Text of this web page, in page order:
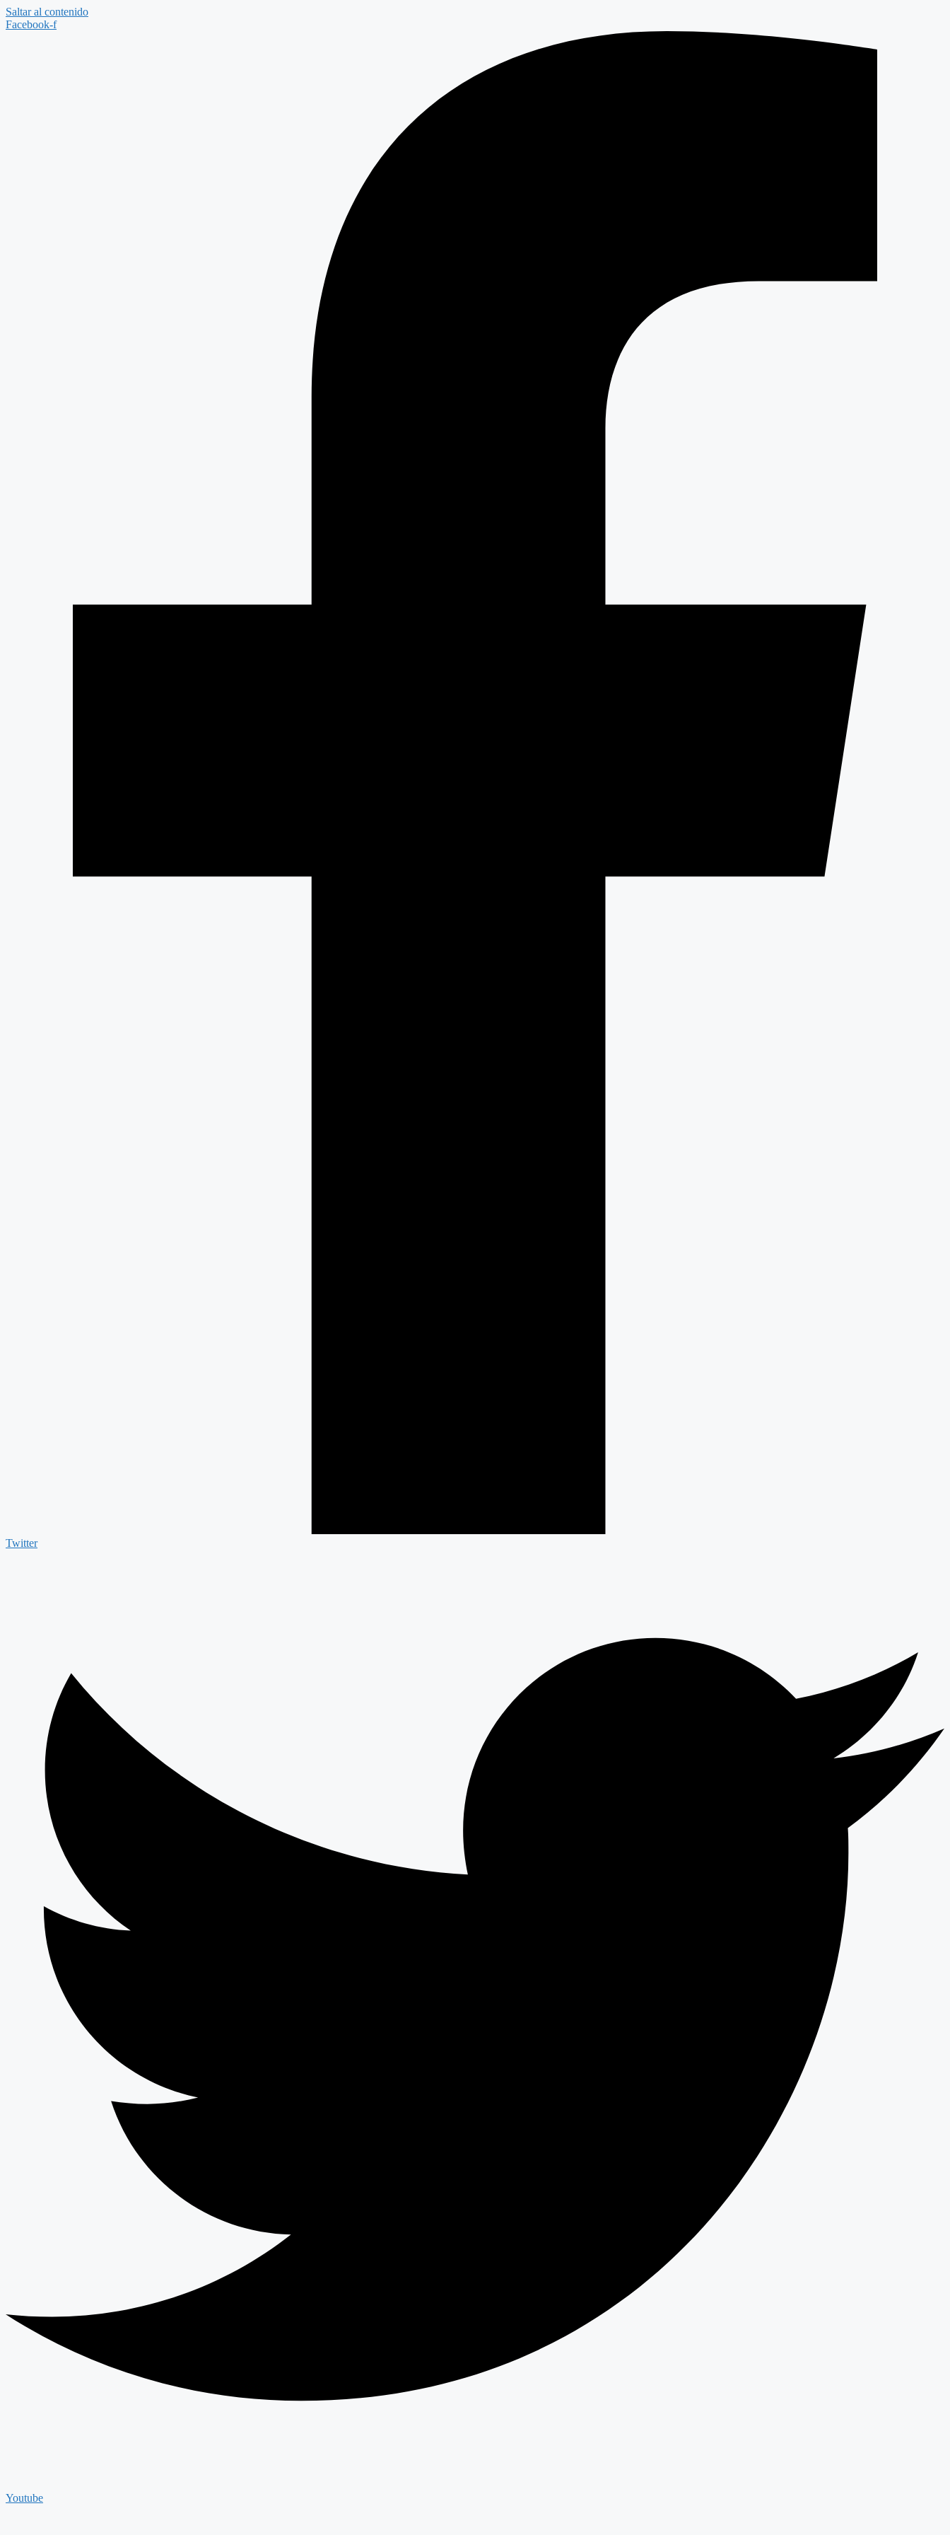
Saltar al contenido
Facebook-f
Twitter
Youtube